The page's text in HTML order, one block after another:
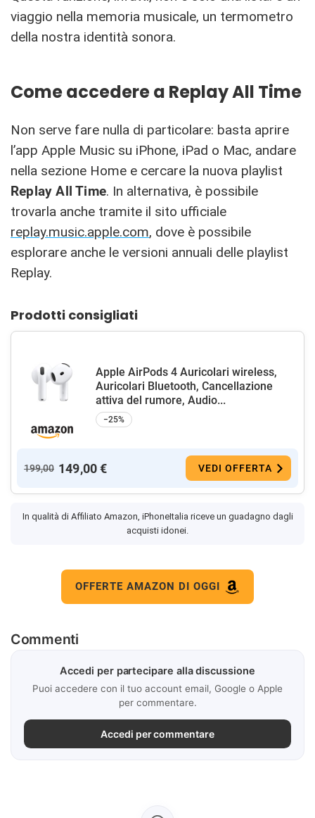
viaggio nella memoria musicale, un termometro
della nostra identità sonora.
Come accedere a Replay All Time
Non serve fare nulla di particolare: basta aprire
l’app Apple Music su iPhone, iPad o Mac, andare
nella sezione Home e cercare la nuova playlist
Replay All Time. In alternativa, è possibile
trovarla anche tramite il sito ufficiale
replay.music.apple.com, dove è possibile
esplorare anche le versioni annuali delle playlist
Replay.
Prodotti consigliati
Apple AirPods 4 Auricolari wireless,
Auricolari Bluetooth, Cancellazione
attiva del rumore, Audio...
−25%
199,00 149,00 € VEDI OFFERTA
In qualità di Affiliato Amazon, iPhoneItalia riceve un guadagno dagli
acquisti idonei.
OFFERTE AMAZON DI OGGI
Commenti
Accedi per partecipare alla discussione
Puoi accedere con il tuo account email, Google o Apple
per commentare.
Accedi per commentare